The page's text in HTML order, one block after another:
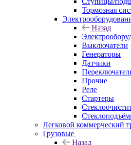
Тормозная
Назад
Выключатели
Генераторы
Датчики
Прочие
Реле
Стартеры
Легковой коммерческий
Грузовые
Назад